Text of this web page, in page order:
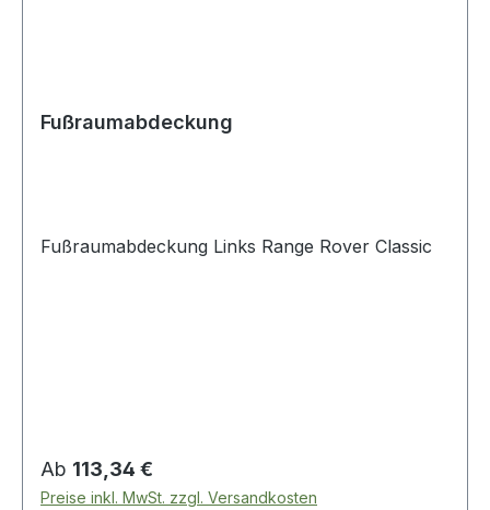
Fußraumabdeckung
Fußraumabdeckung Links Range Rover Classic
Regulärer Preis:
Ab 113,34 €
Preise inkl. MwSt. zzgl. Versandkosten